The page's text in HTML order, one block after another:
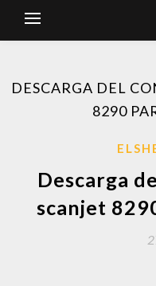
DESCARGA DEL
8290
Descarga
scanjet